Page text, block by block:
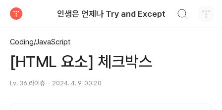
인생은 언제나 Try and Except
Coding/JavaScript
[HTML 요소] 체크박스
Lv. 36 라이츄 2024. 4. 9. 00:20